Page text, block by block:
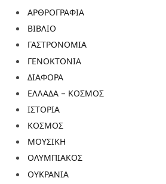
ΑΡΘΡΟΓΡΑΦΙΑ
ΒΙΒΛΙΟ
ΓΑΣΤΡΟΝΟΜΙΑ
ΓΕΝΟΚΤΟΝΙΑ
ΔΙΑΦΟΡΑ
ΕΛΛΑΔΑ – ΚΟΣΜΟΣ
ΙΣΤΟΡΙΑ
ΚΟΣΜΟΣ
ΜΟΥΣΙΚΗ
ΟΛΥΜΠΙΑΚΟΣ
ΟΥΚΡΑΝΙΑ